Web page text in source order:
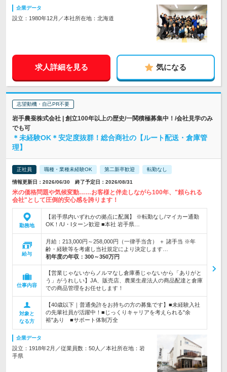
企業データ
設立：1980年12月／本社所在地：北海道
求人詳細を見る 気になる
志望動機・自己PR不要
岩手農蚕株式会社 | 創立100年以上の歴史/一関積極募集中！/会社見学のみ
でも可
＊未経験OK＊安定度抜群！総合商社の【ルート配送・倉庫管
理】
正社員 職種・業種未経験OK 第二新卒歓迎 転勤なし
情報更新日：2026/06/30 終了予定日：2026/08/31
米の価格問題や気候変動……お客様と伴走しながら100年、"頼られる
会社"として圧倒的安心感を誇ります！
勤務地
【岩手県内いずれかの拠点に配属】 ※転勤なし/マイカー通勤
OK！/U・Iターン歓迎 ■本社 岩手県…
給与
月給：213,000円～258,000円（一律手当含） ＋ 諸手当 ※年
齢・経験等を考慮し当社規定により決定します…
初年度の年収： 300～350万円
仕事内容
【営業じゃないからノルマなし倉庫番じゃないから「ありがと
う」がうれしい】JA、販売店、農業生産法人の商品配達と倉庫
での商品管理をお任せします！
対象と
なる方
【40歳以下｜普通免許をお持ちの方の募集です】■未経験入社
の先輩社員が活躍中！■じっくりキャリアを考えられる"余
裕"あり ■サポート体制万全
企業データ
設立：1918年2月／従業員数：50人／本社所在地：岩
手県